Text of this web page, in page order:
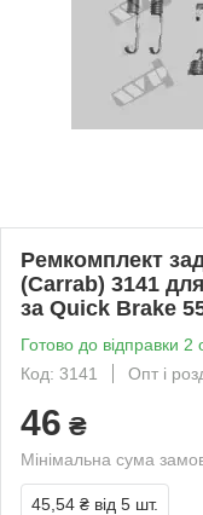
Ремкомплект
(Carrab) 3141
за Quick Brake
Готово до відправки 2
Код: 3141
Опт і
46 ₴
Мінімальна сума
45,54 ₴ від 5 шт.